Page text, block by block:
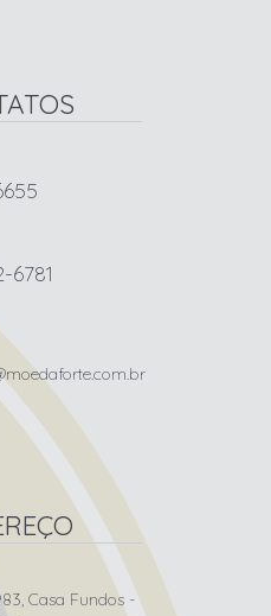
6781
Casa Fundos -